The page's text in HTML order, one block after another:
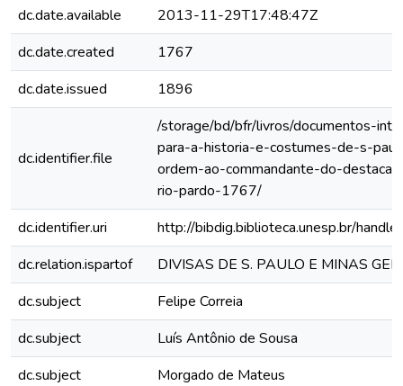
dc.date.available
2013-11-29T17:48:47Z
dc.date.created
1767
dc.date.issued
1896
dc.identifier.file
/storage/bd/bfr/livros/documentos-
para-a-historia-e-costumes-de-s-
ordem-ao-commandante-do-
rio-pardo-1767/
dc.identifier.uri
http://bibdig.biblioteca.unesp.br/
dc.relation.ispartof
DIVISAS DE S. PAULO E MINAS
dc.subject
Felipe Correia
dc.subject
Luís Antônio de Sousa
dc.subject
Morgado de Mateus